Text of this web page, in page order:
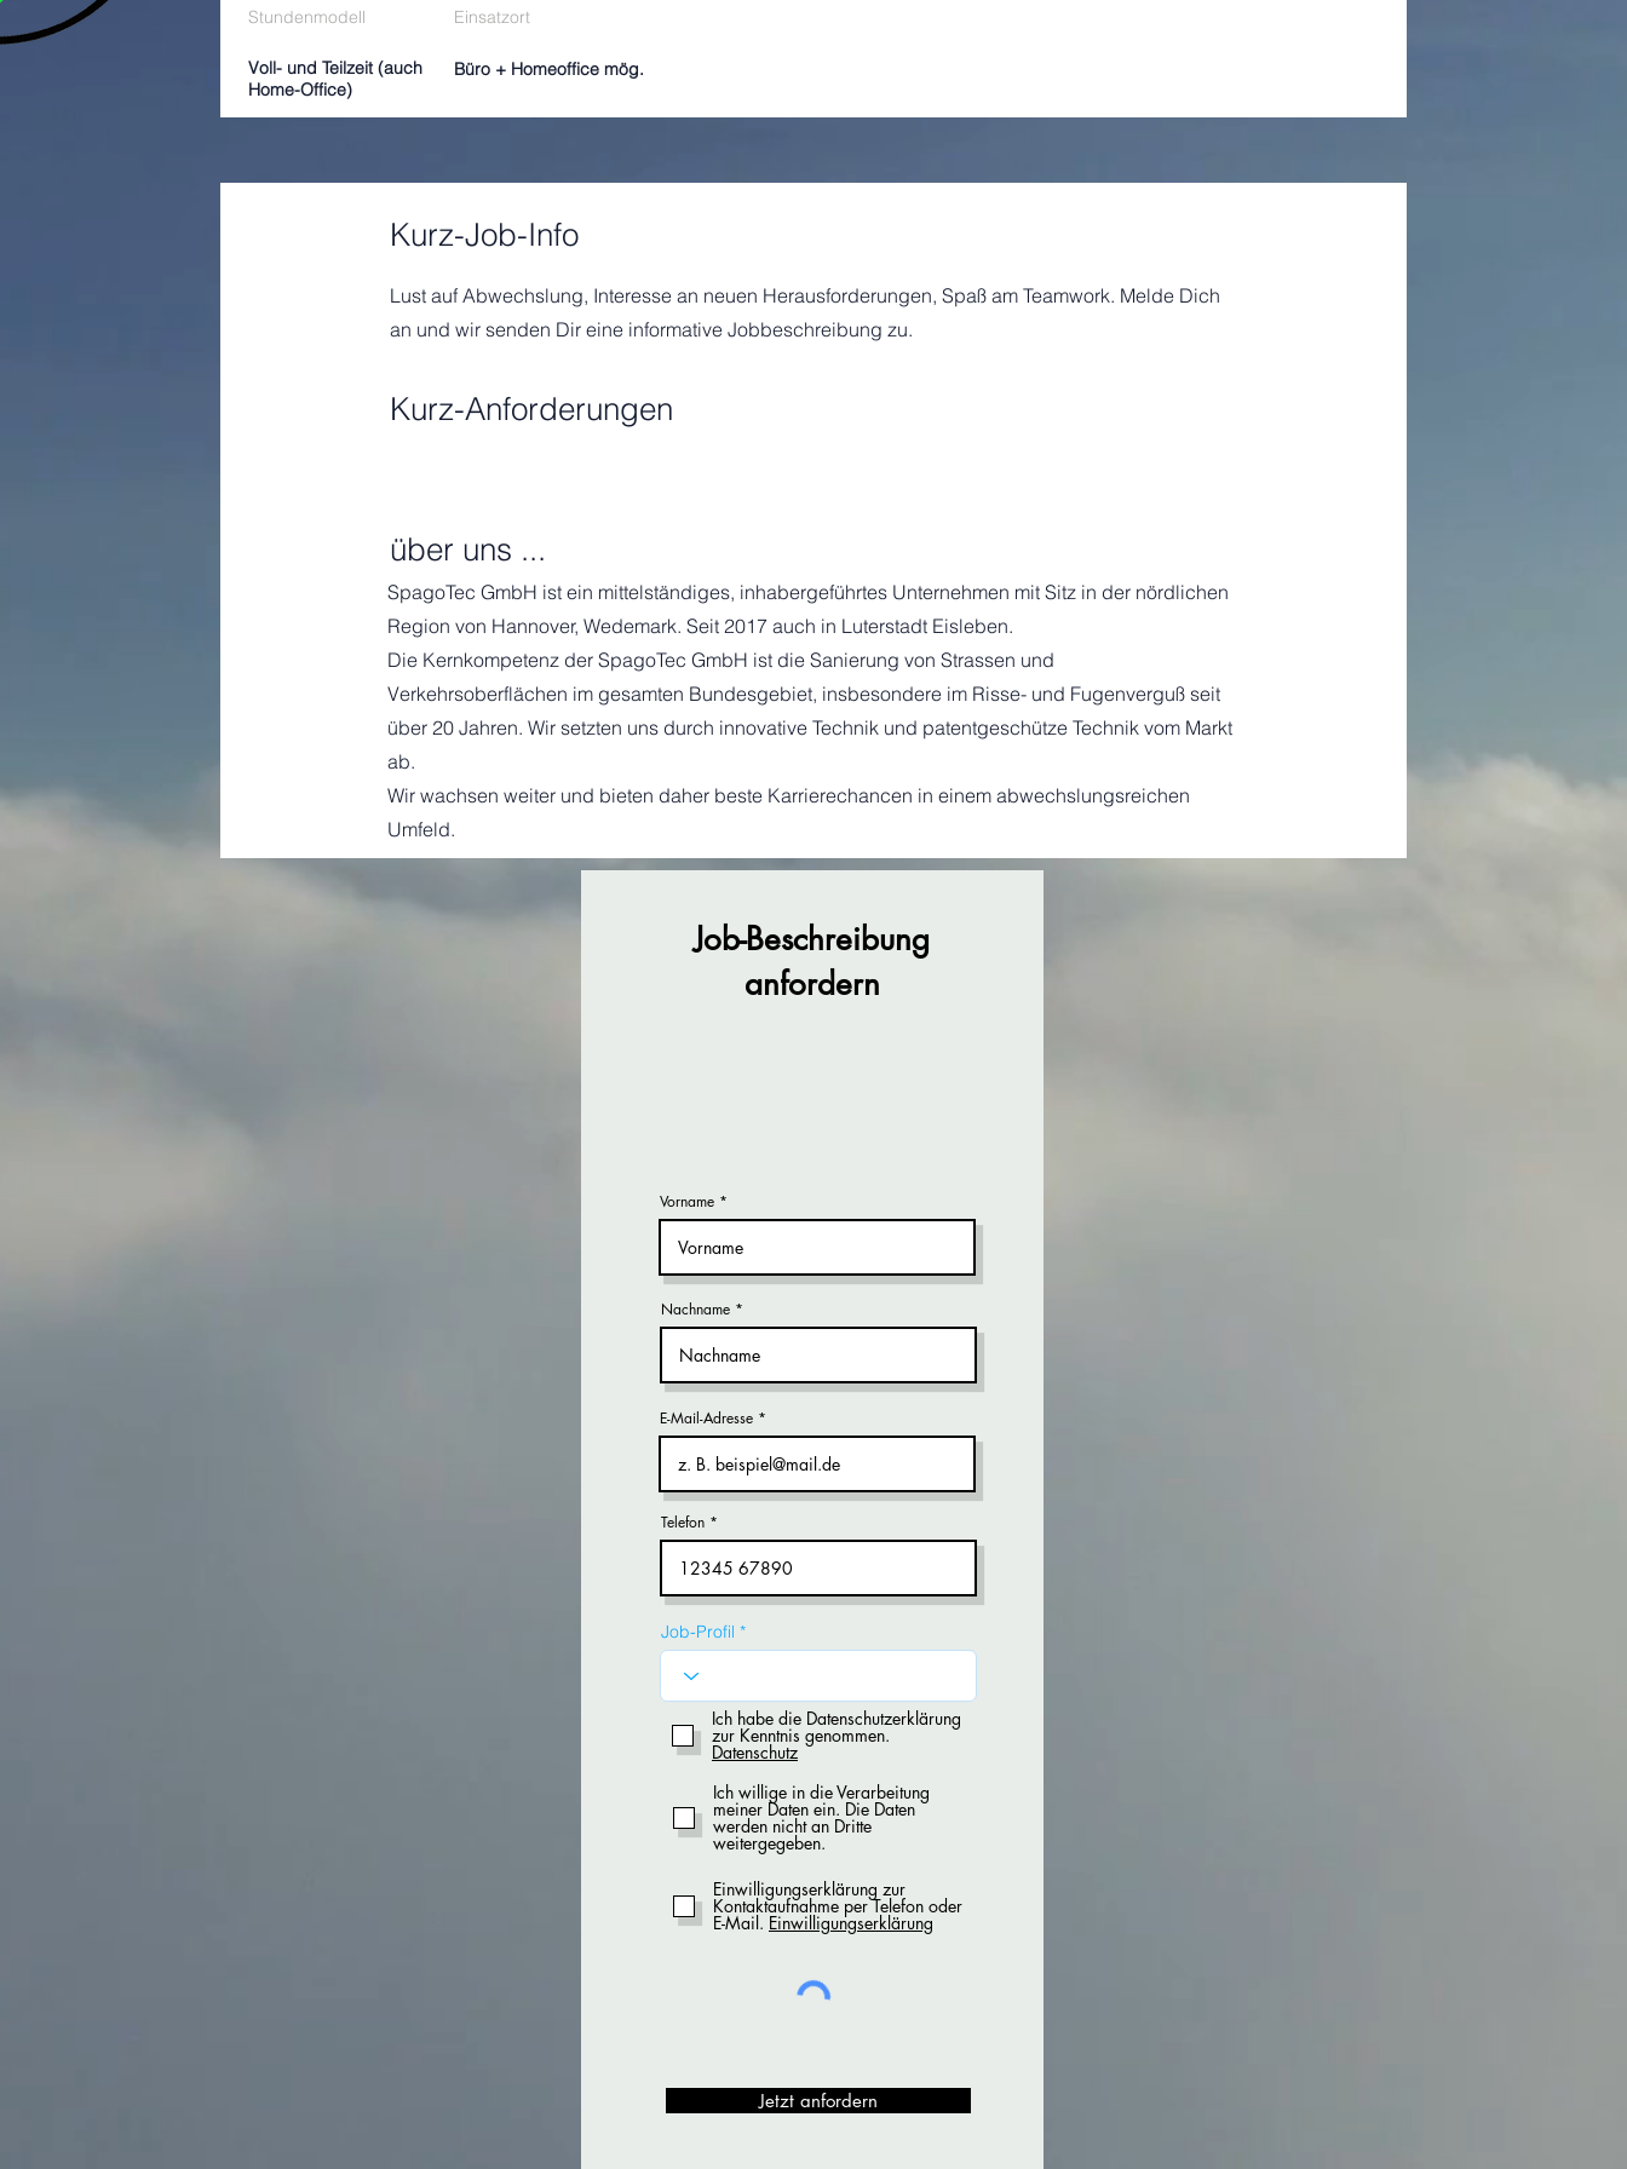
Stundenmodell
Voll- und Teilzeit (auch
Home-Office)
Einsatzort
Büro + Homeoffice mög.
Kurz-Job-Info
Lust auf Abwechslung, Interesse an neuen Herausforderungen, Spaß am Teamwork. Melde Dich
an und wir senden Dir eine informative Jobbeschreibung zu.
Kurz-Anforderungen
über uns ...
SpagoTec GmbH ist ein mittelständiges, inhabergeführtes Unternehmen mit Sitz in der nördlichen
Region von Hannover, Wedemark. Seit 2017 auch in Luterstadt Eisleben.
Die Kernkompetenz der SpagoTec GmbH ist die Sanierung von Strassen und
Verkehrsoberflächen im gesamten Bundesgebiet, insbesondere im Risse- und Fugenverguß seit
über 20 Jahren. Wir setzten uns durch innovative Technik und patentgeschütze Technik vom Markt
ab.
Wir wachsen weiter und bieten daher beste Karrierechancen in einem abwechslungsreichen
Umfeld.
Job-Beschreibung
anfordern
Vorname
Nachname
E-Mail-Adresse
Telefon
Job-Profil
Ich habe die Datenschutzerklärung
zur Kenntnis genommen.
Datenschutz
Ich willige in die Verarbeitung
meiner Daten ein. Die Daten
werden nicht an Dritte
weitergegeben.
Einwilligungserklärung zur
Kontaktaufnahme per Telefon oder
E-Mail. Einwilligungserklärung
Jetzt anfordern